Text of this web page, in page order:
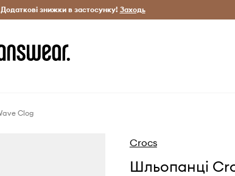
товари Заощаджуй з Answear Club
знижки в застосунку! Заходь
Clog
Crocs
Шльопанці